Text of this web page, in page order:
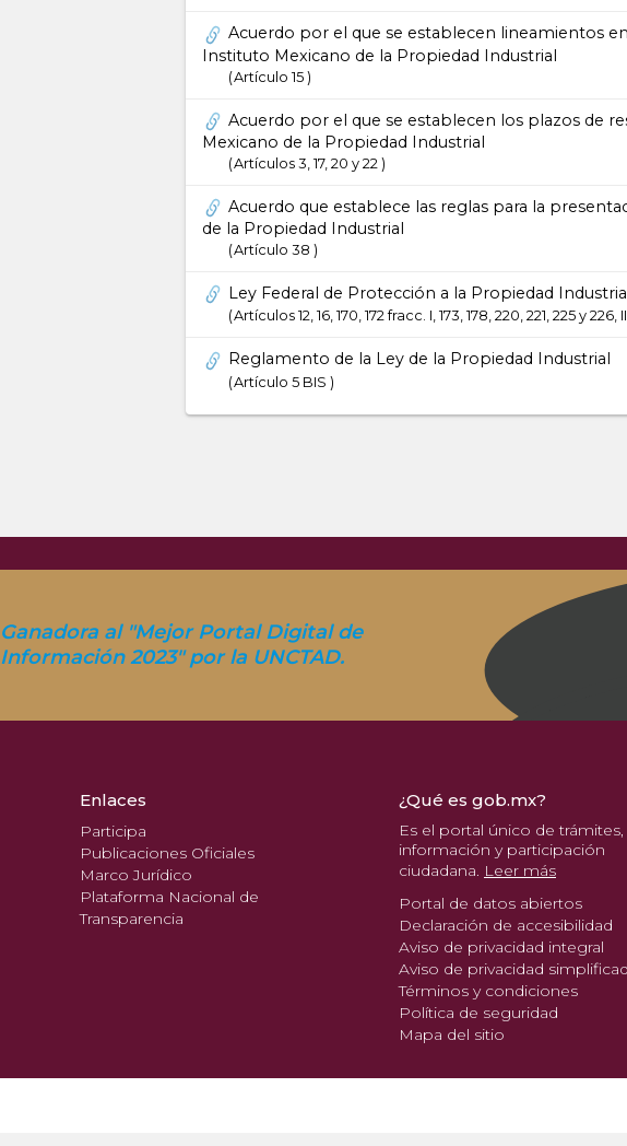
Acuerdo por el que se establecen lineamientos
Instituto Mexicano de la Propiedad Industrial
Artículo 15
Acuerdo por el que se establecen los plazos de
Mexicano de la Propiedad Industrial
Artículos 3, 17, 20 y 22
Acuerdo que establece las reglas para la
de la Propiedad Industrial
Artículo 38
Ley Federal de Protección a la Propiedad
Artículos 12, 16, 170, 172 fracc. I, 173, 178, 220, 221, 225 y 226,
Reglamento de la Ley de la Propiedad Industrial
Artículo 5 BIS
Ganadora al "Mejor Portal Digital de
Información 2023" por la UNCTAD.
Enlaces
Participa
Publicaciones Oficiales
Marco Jurídico
Plataforma Nacional de
Transparencia
¿Qué es gob.mx?
Es el portal único de trámites,
información y participación
ciudadana. Leer más
Portal de datos abiertos
Declaración de accesibilidad
Aviso de privacidad integral
Aviso de privacidad
Términos y condiciones
Política de seguridad
Mapa del sitio